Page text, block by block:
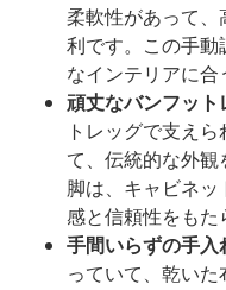
柔軟性があって
利です。この手
なインテリアに合
頑丈なバンフット
トレッグで支え
て、伝統的な外
脚は、キャビネ
感と信頼性をもた
手間いらずの手入
っていて、乾い